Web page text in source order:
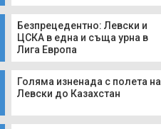
Безпрецедентно: Левски и
ЦСКА в една и съща урна в
Лига Европа
Голяма изненада с полета на
Левски до Казахстан